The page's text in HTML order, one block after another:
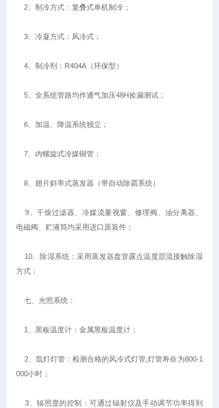
2、制冷方式：复叠式单机制冷；
3、冷凝方式：风冷式；
4、制冷剂：R404A（环保型）
5、全系统管路均作通气加压48H捡漏测试；
6、加温、降温系统独立；
7、内螺旋式冷媒铜管；
8、翅片斜率式蒸发器（带自动除霜系统）
9、干燥过滤器、冷媒流量视窗、修理阀、油分离器、
电磁阀、贮液筒均采用进口原装件；
10、除湿系统：采用蒸发器盘管露点温度层流接触除湿
方式；
七、光照系统：
1、黑板温度计：金属黑板温度计；
2、氙灯灯管：检测合格的风冷式灯管,灯管寿命为800-1
000小时；
3、辐照度的控制：可通过辐射仪及手动调节功率得到